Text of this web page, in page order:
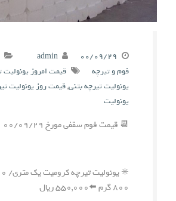
۰۰/۰۹/۲۹ admin
فوم و تیرچه
قیمت امروز یونولیت
یونولیت تیرچه بتنی,قیمت روز یونولیت
یونولیت
📆 قیمت فوم سقفی مورخ ۰۰/۰۹/۲۹
۸۰۰ گرم ⬅️۵۵۰,۰۰۰ ریال